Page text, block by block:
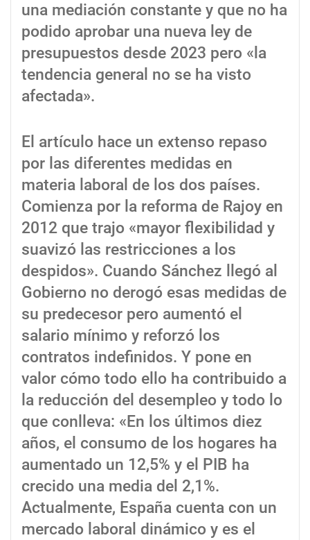
una mediación constante y que no ha
podido aprobar una nueva ley de
presupuestos desde 2023 pero «la
tendencia general no se ha visto
afectada».
El artículo hace un extenso repaso
por las diferentes medidas en
materia laboral de los dos países.
Comienza por la reforma de Rajoy en
2012 que trajo «mayor flexibilidad y
suavizó las restricciones a los
despidos». Cuando Sánchez llegó al
Gobierno no derogó esas medidas de
su predecesor pero aumentó el
salario mínimo y reforzó los
contratos indefinidos. Y pone en
valor cómo todo ello ha contribuido a
la reducción del desempleo y todo lo
que conlleva: «En los últimos diez
años, el consumo de los hogares ha
aumentado un 12,5% y el PIB ha
crecido una media del 2,1%.
Actualmente, España cuenta con un
mercado laboral dinámico y es el